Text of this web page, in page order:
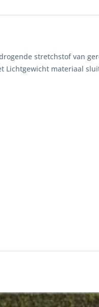
stretchstof van
Lichtgewicht materiaal